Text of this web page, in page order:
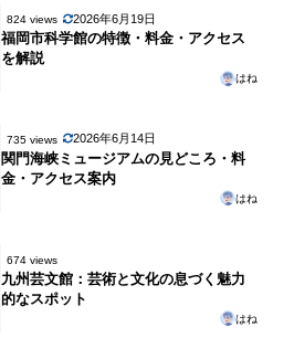
824 views 2026年6月19日
福岡市科学館の特徴・料金・アクセス
を解説
はね
735 views 2026年6月14日
関門海峡ミュージアムの見どころ・料
金・アクセス案内
はね
674 views
九州芸文館：芸術と文化の息づく魅力
的なスポット
はね